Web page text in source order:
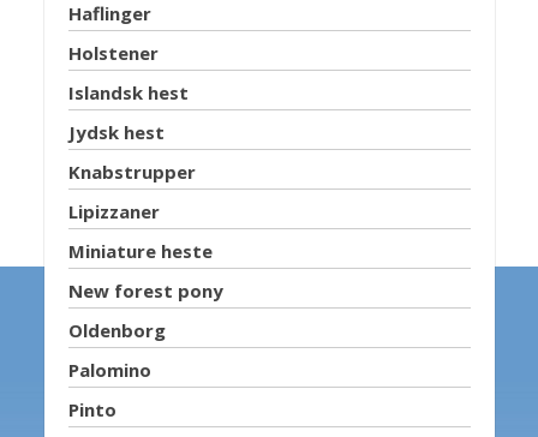
Haflinger
Holstener
Islandsk hest
Jydsk hest
Knabstrupper
Lipizzaner
Miniature heste
New forest pony
Oldenborg
Palomino
Pinto